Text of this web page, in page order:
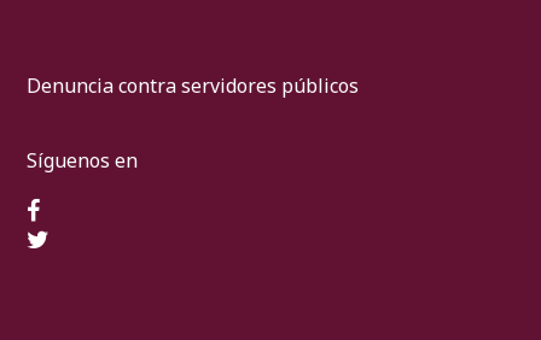
Denuncia contra servidores públicos
Síguenos en